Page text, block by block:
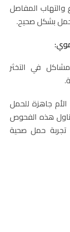
والتهاب المفاصل
بشكل صحيح.
في التخثر
جاهزة للحمل
هذه الفحوص
تجربة حمل صحية